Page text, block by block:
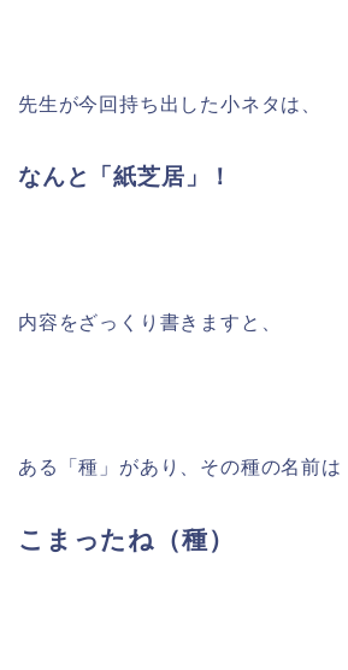
先生が今回持ち出した小ネタは、
なんと「紙芝居」！
内容をざっくり書きますと、
ある「種」があり、その種の名前は
こまったね（種）